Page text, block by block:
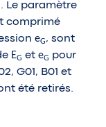
Le paramètre
comprimé
eG, sont
EG et eG pour
G01, B01 et
été retirés.